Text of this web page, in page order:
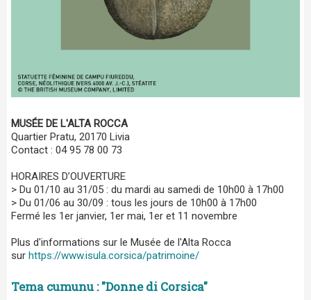
MUSÉE DE L'ALTA ROCCA
Quartier Pratu, 20170 Livia
Contact : 04 95 78 00 73
HORAIRES D’OUVERTURE
> Du 01/10 au 31/05 : du mardi au samedi de 10h00 à 17h00
> Du 01/06 au 30/09 : tous les jours de 10h00 à 17h00
Fermé les 1er janvier, 1er mai, 1er et 11 novembre
Plus d'informations sur le Musée de l'Alta Rocca
sur https://www.isula.corsica/patrimoine/
Tema cumunu : "Donne di Corsica"